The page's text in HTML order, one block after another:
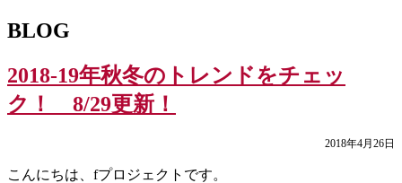
BLOG
2018-19年秋冬のトレンドをチェッ
ク！ 8/29更新！
2018年4月26日
こんにちは、fプロジェクトです。